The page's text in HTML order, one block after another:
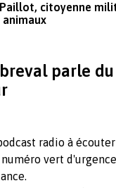
citoyenne
animaux
parle
radio à
vert